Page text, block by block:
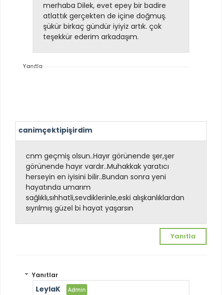
merhaba Dilek, evet epey bir badire
atlattık gerçekten de içine doğmuş.
şükür birkaç gündür iyiyiz artık. çok
teşekkür ederim arkadaşım.
Yanıtla
canimçektipişirdim
cnm geçmiş olsun..Hayır görünende şer,şer
görünende hayır vardır..Muhakkak yaratıcı
herseyin en iyisini bilir..Bundan sonra yeni
hayatında umarım
sağlıklı,sıhhatli,sevdiklerinle,eski alışkanlıklardan
sıyrılmış güzel bi hayat yaşarsın
Yanıtla
Yanıtlar
LeylaK